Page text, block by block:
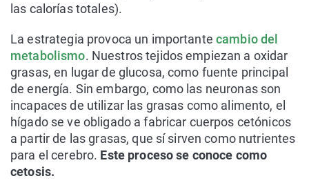
las calorías totales).
La estrategia provoca un importantecambio del
metabolismo. Nuestros tejidos empiezan a oxidar
grasas, en lugar de glucosa, como fuente principal
de energía. Sin embargo, como las neuronas son
incapaces de utilizar las grasas como alimento, el
hígado se ve obligado a fabricar cuerpos cetónicos
a partir de las grasas, que sí sirven como nutrientes
para el cerebro. Este proceso se conoce como
cetosis.